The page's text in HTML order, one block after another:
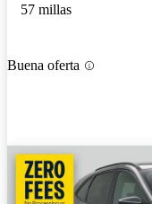
57 millas
Buena oferta